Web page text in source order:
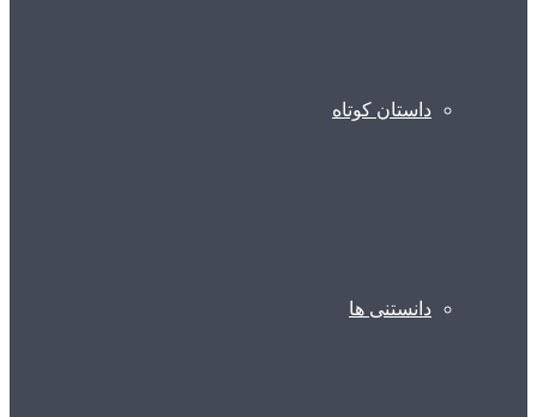
داستان کوتاه
دانستنی ها